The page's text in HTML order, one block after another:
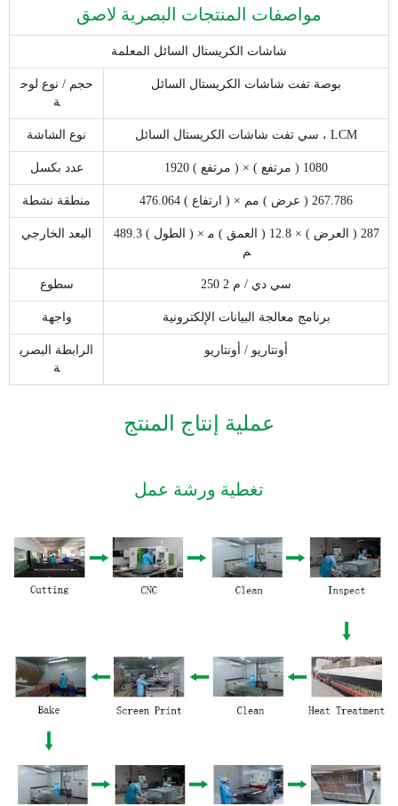
مواصفات المنتجات البصرية لاصق
شاشات الكريستال السائل المعلمة
حجم / نوع لوح
ة
بوصة تفت شاشات الكريستال السائل
نوع الشاشة سي تفت شاشات الكريستال السائل ، LCM
عدد بكسل 1920 ( مرتفع ) × 1080 ( مرتفع )
منطقة نشطة 476.064 ( ارتفاع ) × 267.786 ( عرض ) مم
البعد الخارجي
489.3 ( الطول ) × 287 ( العرض ) × 12.8 ( العمق ) م
م
سطوع 250 سي دي / م 2
واجهة برنامج معالجة البيانات الإلكترونية
الرابطة البصري
ة
أونتاريو / أونتاريو
عملية إنتاج المنتج
تغطية ورشة عمل